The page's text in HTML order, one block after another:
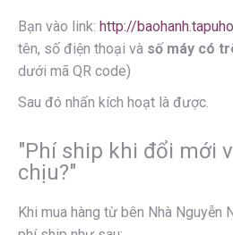
Bạn vào link: http://
tên, số điện thoại và số máy có
dưới mã QR code)
Sau đó nhấn kích hoạt là được.
"Phí ship khi đổi mới
chịu?"
Khi mua hàng từ bên Nhà Nguyễn